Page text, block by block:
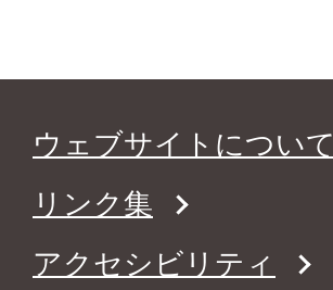
ウェブサイトについて
リンク集
アクセシビリティ